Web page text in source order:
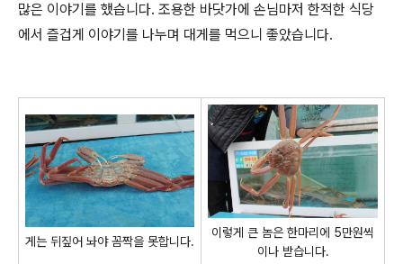
많은 이야기를 했습니다. 조용한 바닷가에 손님마저 한적한 식당
에서 즐겁게 이야기를 나누며 대게를 먹으니 좋았습니다.
게는 뒤짚어 놔야 꼼짝을 못합니다.
이렇게 큰 놈은 한마리에 5만원씩
이나 받습니다.